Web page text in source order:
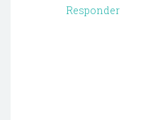
Responder